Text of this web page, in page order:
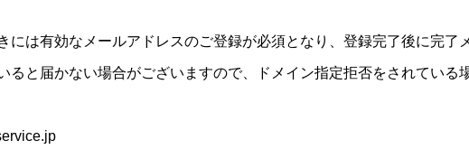
には有効なメールアドレスのご登録が必須となり、登録完了後に完了
ると届かない場合がございますので、ドメイン指定拒否をされている